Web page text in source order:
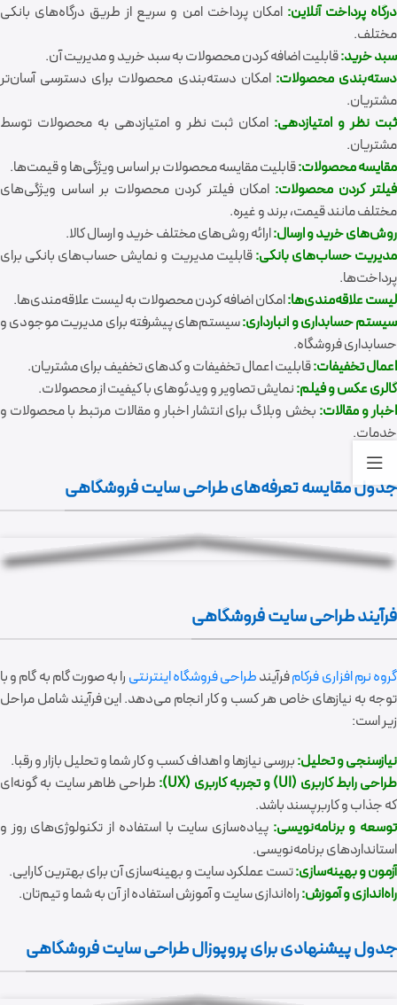
درگاه پرداخت آنلاین: امکان پرداخت امن و سریع از طریق درگاه‌های بانکی
مختلف.
سبد خرید:قابلیت اضافه کردن محصولات به سبد خرید و مدیریت آن.
دسته‌بندی محصولات: امکان دسته‌بندی محصولات برای دسترسی آسان‌تر
مشتریان.
ثبت نظر و امتیازدهی: امکان ثبت نظر و امتیازدهی به محصولات توسط
مشتریان.
مقایسه محصولات:قابلیت مقایسه محصولات بر اساس ویژگی‌ها و قیمت‌ها.
فیلتر کردن محصولات: امکان فیلتر کردن محصولات بر اساس ویژگی‌های
مختلف مانند قیمت، برند و غیره.
روش‌های خرید و ارسال:ارائه روش‌های مختلف خرید و ارسال کالا.
مدیریت حساب‌های بانکی:قابلیت مدیریت و نمایش حساب‌های بانکی برای
پرداخت‌ها.
لیست علاقه‌مندی‌ها:امکان اضافه کردن محصولات به لیست علاقه‌مندی‌ها.
سیستم حسابداری و انبارداری:سیستم‌های پیشرفته برای مدیریت موجودی و
حسابداری فروشگاه.
اعمال تخفیفات:قابلیت اعمال تخفیفات و کدهای تخفیف برای مشتریان.
گالری عکس و فیلم:نمایش تصاویر و ویدئوهای با کیفیت از محصولات.
اخبار و مقالات: بخش وبلاگ برای انتشار اخبار و مقالات مرتبط با محصولات و
خدمات.
جدول مقایسه تعرفه‌های طراحی سایت فروشگاهی
فرآیند طراحی سایت فروشگاهی
گروه نرم افزاری فرکامفرآیندطراحی فروشگاه اینترنتی را به صورت گام به گام و با
توجه به نیازهای خاص هر کسب و کار انجام می‌دهد. این فرآیند شامل مراحل
زیر است:
نیازسنجی و تحلیل:بررسی نیازها و اهداف کسب و کار شما و تحلیل بازار و رقبا.
طراحی رابط کاربری (UI) و تجربه کاربری (UX):
طراحی ظاهر سایت به گونه‌ای
که جذاب و کاربرپسند باشد.
توسعه و برنامه‌نویسی: پیاده‌سازی سایت با استفاده از تکنولوژی‌های روز و
استانداردهای برنامه‌نویسی.
آزمون و بهینه‌سازی:تست عملکرد سایت و بهینه‌سازی آن برای بهترین کارایی.
راه‌اندازی و آموزش:راه‌اندازی سایت و آموزش استفاده از آن به شما و تیم‌تان.
جدول پیشنهادی برای پروپوزال طراحی سایت فروشگاهی